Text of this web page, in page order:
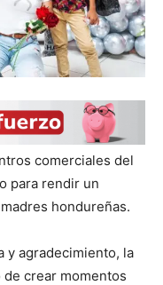
comerciales del
para rendir un
hondureñas.
y agradecimiento, la
crear momentos